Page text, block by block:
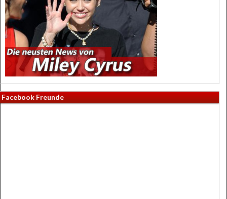
Facebook Freunde